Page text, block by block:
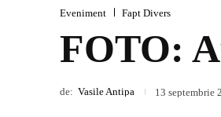
Eveniment Fapt Divers
FOTO:
de: Vasile Antipa 13 septembrie